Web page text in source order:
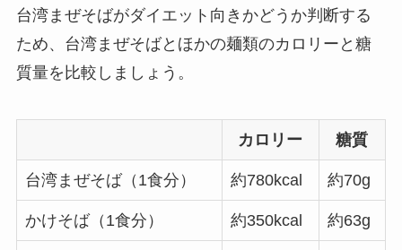
台湾まぜそばがダイエット向きかどうか判断する
ため、台湾まぜそばとほかの麺類のカロリーと糖
質量を比較しましょう。
カロリー 糖質
台湾まぜそば（1食分） 約780kcal 約70g
かけそば（1食分） 約350kcal 約63g